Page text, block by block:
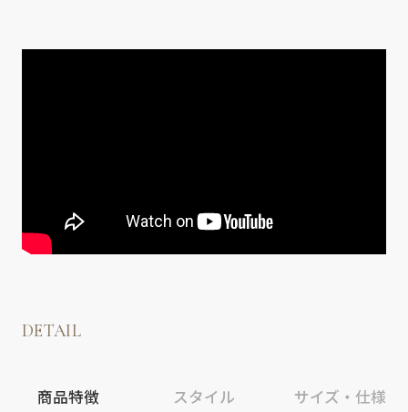
DETAIL
商品特徴 スタイル サイズ・仕様